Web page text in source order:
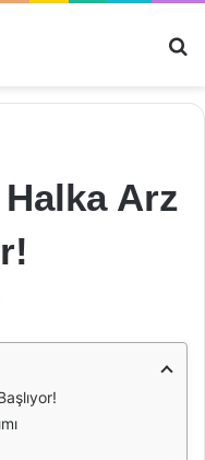
Halka Arz